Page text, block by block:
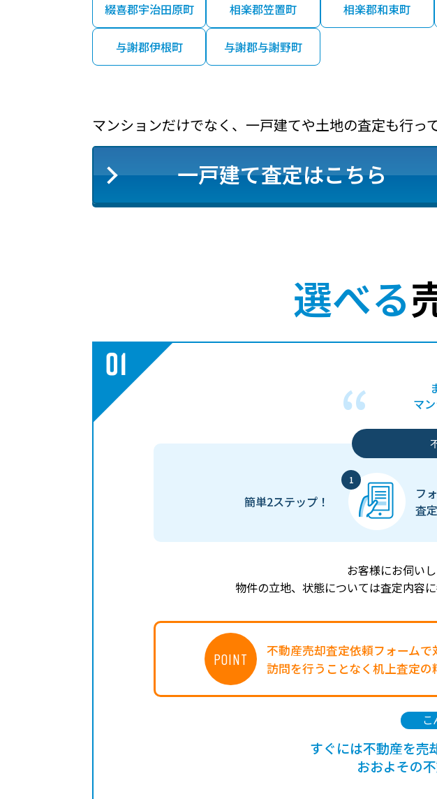
綴喜郡宇治田原町 相楽郡笠置町 相楽郡和束町
与謝郡伊根町 与謝郡与謝野町
マンションだけでなく、一戸建てや土地の査定も行って
一戸建て査定はこちら
選べる
マ
お客様にお伺い
物件の立地、状態については査定内容
簡単2ステップ！
フ
査
POINT
不動産売却査定依頼フォームで
訪問を行うことなく机上査定の
こ
すぐには不動産を売
おおよその